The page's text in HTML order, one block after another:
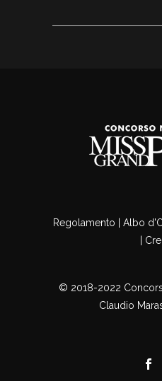
Regolamento Albo
© 2018-2022
Claudio